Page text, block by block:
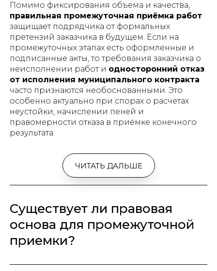
Помимо фиксирования объема и качества,
правильная промежуточная приёмка работ
защищает подрядчика от формальных
претензий заказчика в будущем. Если на
промежуточных этапах есть оформленные и
подписанные акты, то требования заказчика о
неисполнении работ и односторонний отказ
от исполнения муниципального контракта
часто признаются необоснованными. Это
особенно актуально при спорах о расчетах
неустойки, начислении пеней и
правомерности отказа в приёмке конечного
результата.
ЧИТАТЬ ДАЛЬШЕ
Существует ли правовая
основа для промежуточной
приемки?